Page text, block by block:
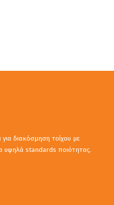
διακόσμηση τοίχου με
υψηλά standards ποιότητας.